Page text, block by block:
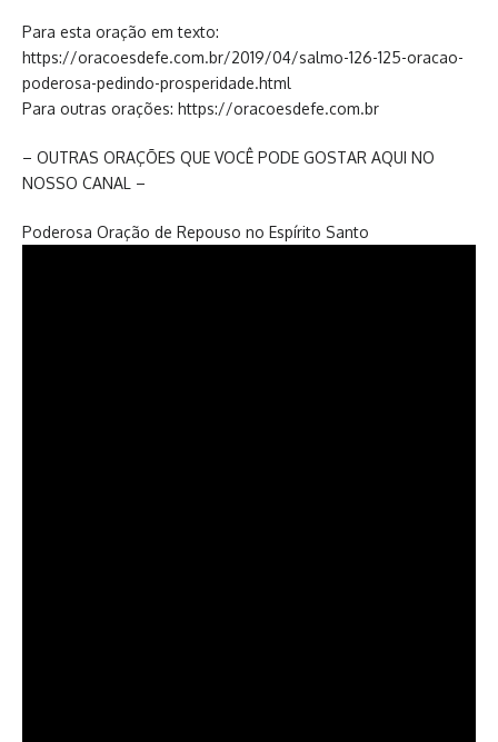
Para esta oração em texto:
https://oracoesdefe.com.br/2019/04/salmo-126-125-oracao-
poderosa-pedindo-prosperidade.html
Para outras orações: https://oracoesdefe.com.br
– OUTRAS ORAÇÕES QUE VOCÊ PODE GOSTAR AQUI NO
NOSSO CANAL –
Poderosa Oração de Repouso no Espírito Santo